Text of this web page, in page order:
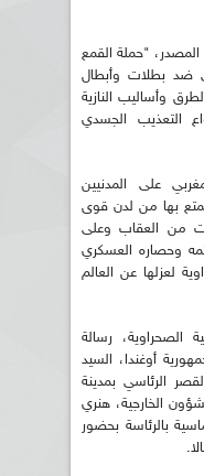
"حملة القمع
ضد بطلات وأبطال
وأساليب النازية
التعذيب الجسدي
على المدنيين
بها من لدن قوى
من العقاب وعلى
وحصاره العسكري
لعزلها عن العالم
الصحراوية، رسالة
أوغندا، السيد
الرئاسي بمدينة
الخارجية، هنري
بالرئاسة بحضور